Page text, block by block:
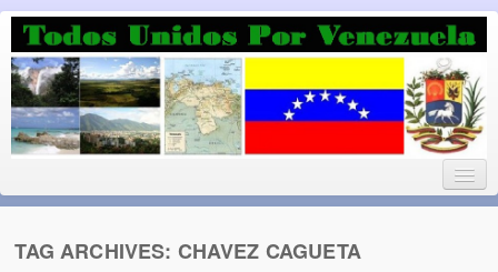
Luchando por la Democracia
Fuera el chavismo, la peor peste que le ha caido a esta tierra
TAG ARCHIVES: CHAVEZ CAGUETA